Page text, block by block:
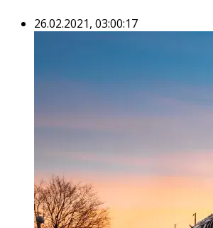
26.02.2021, 03:00:17